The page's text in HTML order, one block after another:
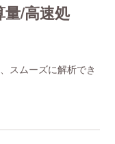
量/高速処
スムーズに解析でき